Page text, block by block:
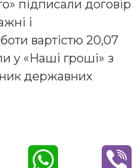
підписали договір
і
вартістю 20,07
у «Наші гроші» з
державних